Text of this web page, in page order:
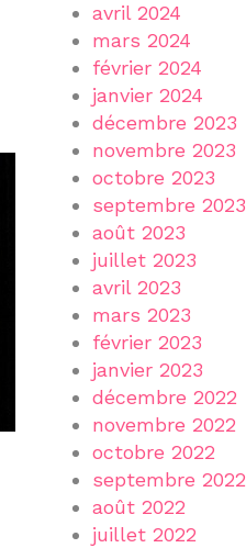
avril 2024
mars 2024
février 2024
janvier 2024
décembre 2023
novembre 2023
octobre 2023
septembre 2023
août 2023
juillet 2023
avril 2023
mars 2023
février 2023
janvier 2023
décembre 2022
novembre 2022
octobre 2022
septembre 2022
août 2022
juillet 2022